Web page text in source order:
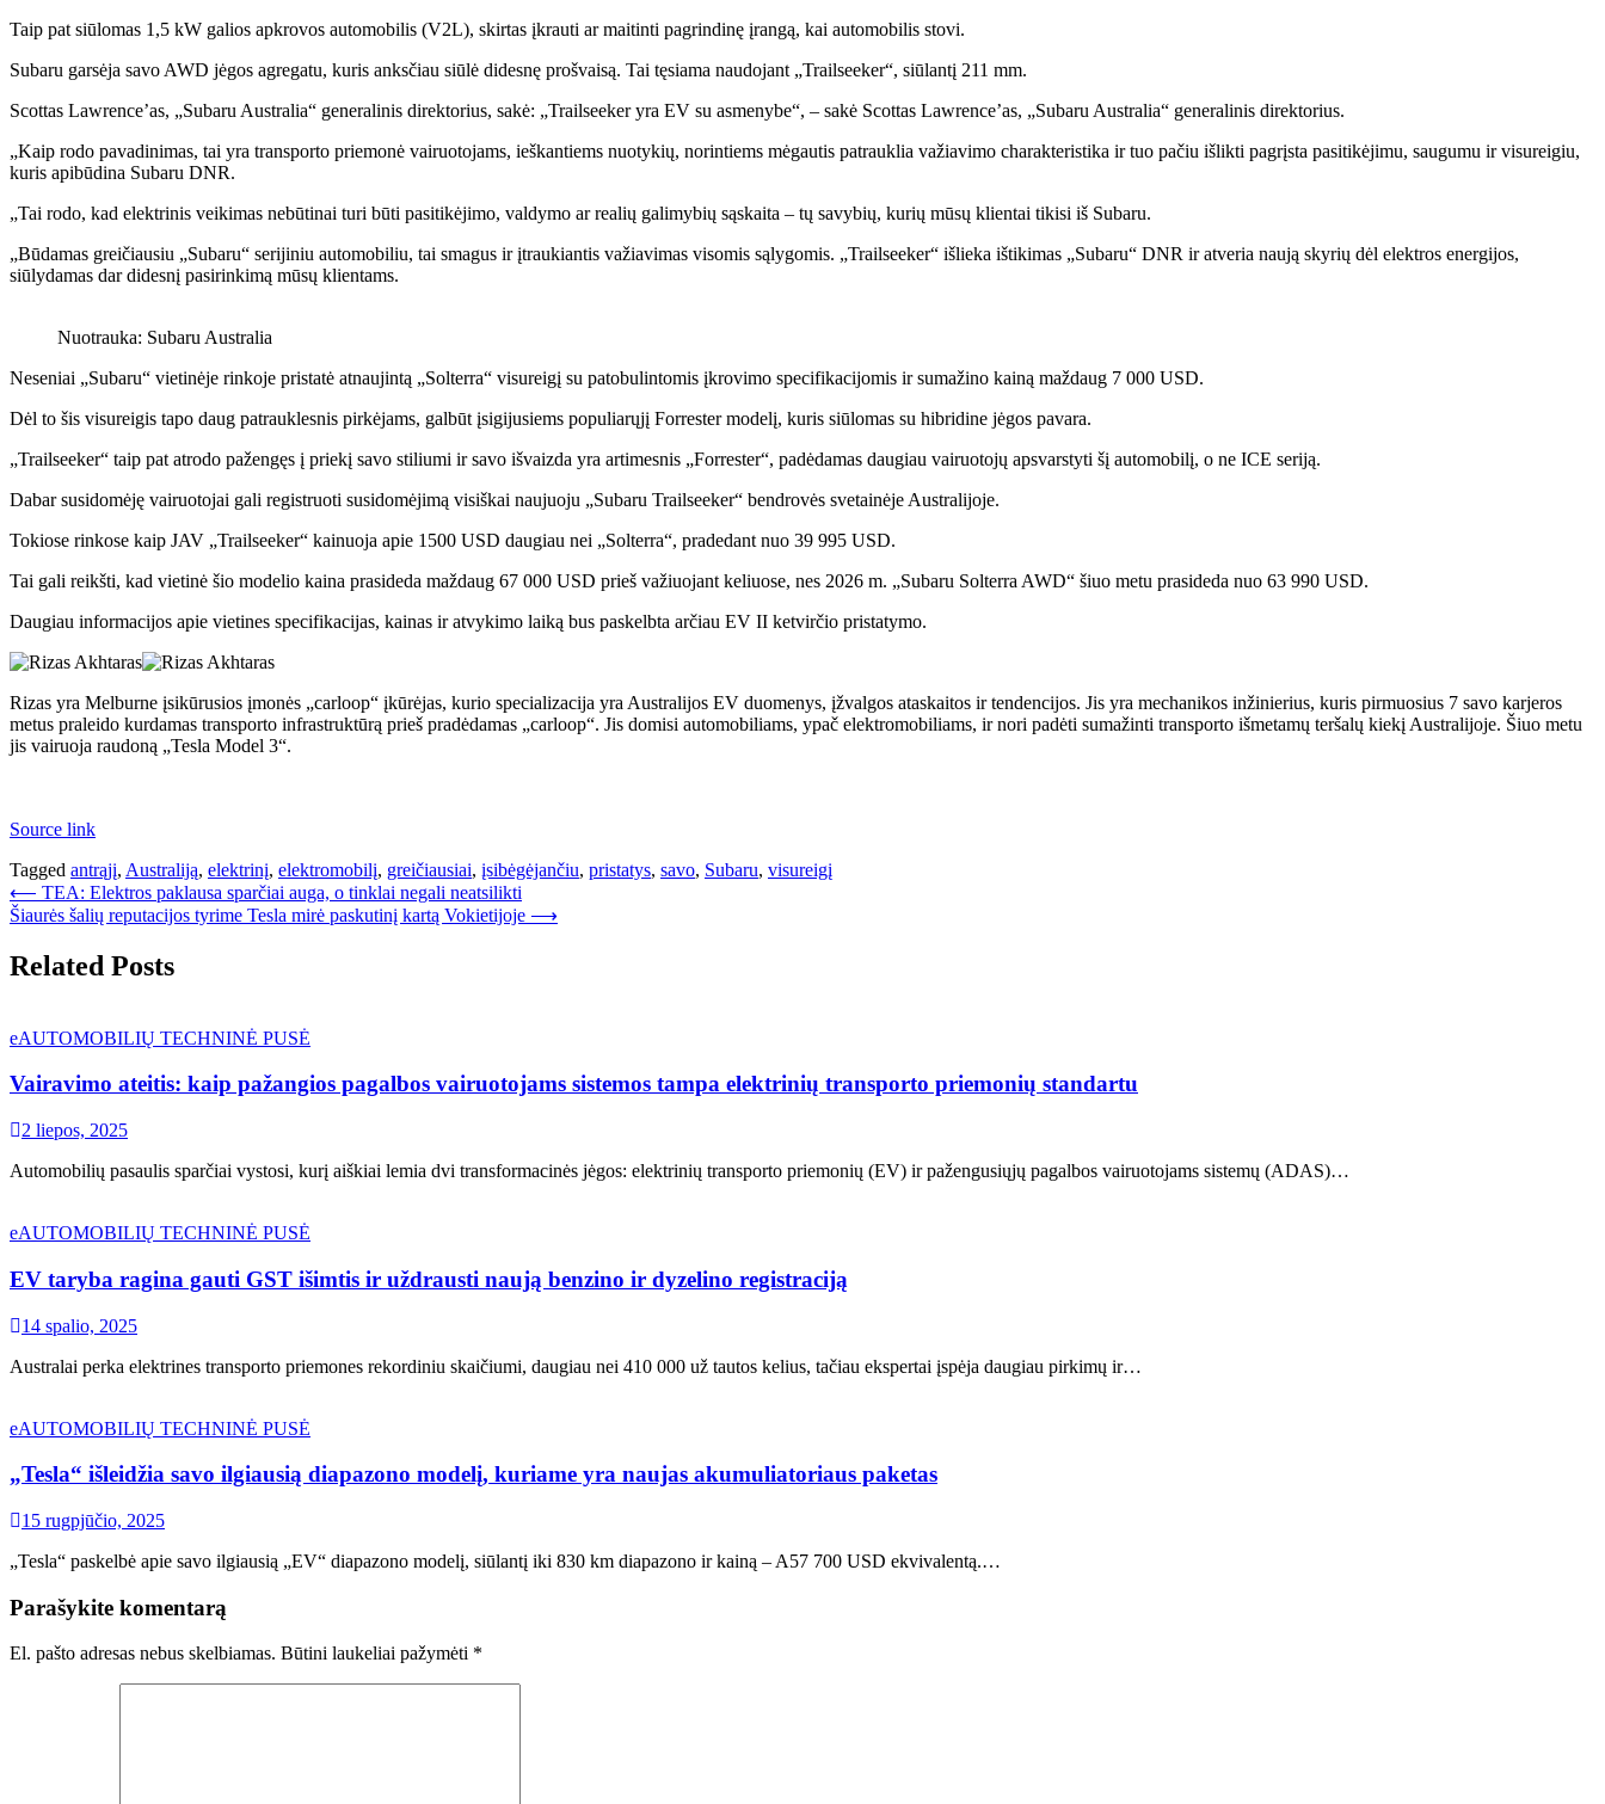
Taip pat siūlomas 1,5 kW galios apkrovos automobilis (V2L), skirtas įkrauti ar maitinti pagrindinę įrangą, kai automobilis stovi.
Subaru garsėja savo AWD jėgos agregatu, kuris anksčiau siūlė didesnę prošvaisą. Tai tęsiama naudojant „Trailseeker“, siūlantį 211 mm.
Scottas Lawrence’as, „Subaru Australia“ generalinis direktorius, sakė: „Trailseeker yra EV su asmenybe“, – sakė Scottas Lawrence’as, „Subaru Australia“ generalinis direktorius.
„Kaip rodo pavadinimas, tai yra transporto priemonė vairuotojams, ieškantiems nuotykių, norintiems mėgautis patrauklia važiavimo charakteristika ir tuo pačiu išlikti pagrįsta pasitikėjimu, saugumu ir visureigiu,
kuris apibūdina Subaru DNR.
„Tai rodo, kad elektrinis veikimas nebūtinai turi būti pasitikėjimo, valdymo ar realių galimybių sąskaita – tų savybių, kurių mūsų klientai tikisi iš Subaru.
„Būdamas greičiausiu „Subaru“ serijiniu automobiliu, tai smagus ir įtraukiantis važiavimas visomis sąlygomis. „Trailseeker“ išlieka ištikimas „Subaru“ DNR ir atveria naują skyrių dėl elektros energijos,
siūlydamas dar didesnį pasirinkimą mūsų klientams.
Nuotrauka: Subaru Australia
Neseniai „Subaru“ vietinėje rinkoje pristatė atnaujintą „Solterra“ visureigį su patobulintomis įkrovimo specifikacijomis ir sumažino kainą maždaug 7 000 USD.
Dėl to šis visureigis tapo daug patrauklesnis pirkėjams, galbūt įsigijusiems populiarųjį Forrester modelį, kuris siūlomas su hibridine jėgos pavara.
„Trailseeker“ taip pat atrodo pažengęs į priekį savo stiliumi ir savo išvaizda yra artimesnis „Forrester“, padėdamas daugiau vairuotojų apsvarstyti šį automobilį, o ne ICE seriją.
Dabar susidomėję vairuotojai gali registruoti susidomėjimą visiškai naujuoju „Subaru Trailseeker“ bendrovės svetainėje Australijoje.
Tokiose rinkose kaip JAV „Trailseeker“ kainuoja apie 1500 USD daugiau nei „Solterra“, pradedant nuo 39 995 USD.
Tai gali reikšti, kad vietinė šio modelio kaina prasideda maždaug 67 000 USD prieš važiuojant keliuose, nes 2026 m. „Subaru Solterra AWD“ šiuo metu prasideda nuo 63 990 USD.
Daugiau informacijos apie vietines specifikacijas, kainas ir atvykimo laiką bus paskelbta arčiau EV II ketvirčio pristatymo.
Rizas yra Melburne įsikūrusios įmonės „carloop“ įkūrėjas, kurio specializacija yra Australijos EV duomenys, įžvalgos ataskaitos ir tendencijos. Jis yra mechanikos inžinierius, kuris pirmuosius 7 savo karjeros
metus praleido kurdamas transporto infrastruktūrą prieš pradėdamas „carloop“. Jis domisi automobiliams, ypač elektromobiliams, ir nori padėti sumažinti transporto išmetamų teršalų kiekį Australijoje. Šiuo metu
jis vairuoja raudoną „Tesla Model 3“.
Source link
Tagged antrąjį, Australiją, elektrinį, elektromobilį, greičiausiai, įsibėgėjančiu, pristatys, savo, Subaru, visureigį
Navigacija
tarp
įrašų
⟵ TEA: Elektros paklausa sparčiai auga, o tinklai negali neatsilikti
Šiaurės šalių reputacijos tyrime Tesla mirė paskutinį kartą Vokietijoje ⟶
Related Posts
eAUTOMOBILIŲ TECHNINĖ PUSĖ
Vairavimo ateitis: kaip pažangios pagalbos vairuotojams sistemos tampa elektrinių transporto priemonių standartu
2 liepos, 2025
Automobilių pasaulis sparčiai vystosi, kurį aiškiai lemia dvi transformacinės jėgos: elektrinių transporto priemonių (EV) ir pažengusiųjų pagalbos vairuotojams sistemų (ADAS)…
eAUTOMOBILIŲ TECHNINĖ PUSĖ
EV taryba ragina gauti GST išimtis ir uždrausti naują benzino ir dyzelino registraciją
14 spalio, 2025
Australai perka elektrines transporto priemones rekordiniu skaičiumi, daugiau nei 410 000 už tautos kelius, tačiau ekspertai įspėja daugiau pirkimų ir…
eAUTOMOBILIŲ TECHNINĖ PUSĖ
„Tesla“ išleidžia savo ilgiausią diapazono modelį, kuriame yra naujas akumuliatoriaus paketas
15 rugpjūčio, 2025
„Tesla“ paskelbė apie savo ilgiausią „EV“ diapazono modelį, siūlantį iki 830 km diapazono ir kainą – A57 700 USD ekvivalentą.…
Parašykite komentarą
El. pašto adresas nebus skelbiamas. Būtini laukeliai pažymėti *